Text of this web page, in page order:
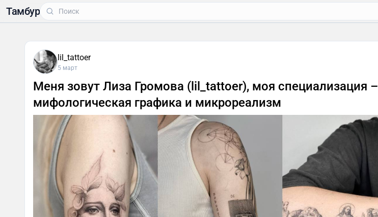
Тамбур
lil_tattoer
5 март
Меня зовут Лиза Громова (lil_tattoer), моя специализация –
мифологическая графика и микрореализм